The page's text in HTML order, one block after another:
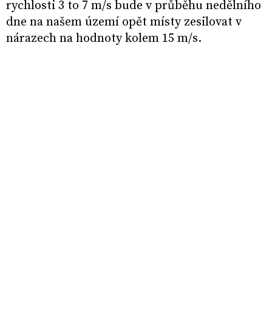
rychlosti 3 to 7 m/s bude v průběhu nedělního
dne na našem území opět místy zesilovat v
nárazech na hodnoty kolem 15 m/s.